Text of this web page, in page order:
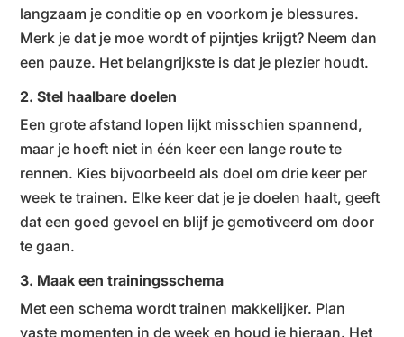
langzaam je conditie op en voorkom je blessures.
Merk je dat je moe wordt of pijntjes krijgt? Neem dan
een pauze. Het belangrijkste is dat je plezier houdt.
2. Stel haalbare doelen
Een grote afstand lopen lijkt misschien spannend,
maar je hoeft niet in één keer een lange route te
rennen. Kies bijvoorbeeld als doel om drie keer per
week te trainen. Elke keer dat je je doelen haalt, geeft
dat een goed gevoel en blijf je gemotiveerd om door
te gaan.
3. Maak een trainingsschema
Met een schema wordt trainen makkelijker. Plan
vaste momenten in de week en houd je hieraan. Het